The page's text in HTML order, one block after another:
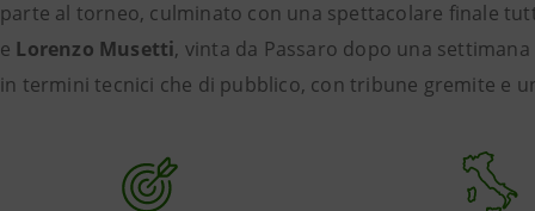
parte al torneo, culminato con una spettacolare finale
e Lorenzo Musetti, vinta da Passaro dopo una
in termini tecnici che di pubblico, con tribune gremite e